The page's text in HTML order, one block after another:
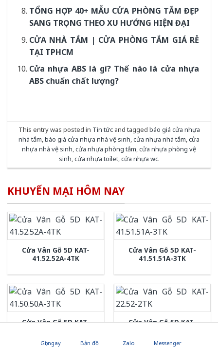
TỔNG HỢP 40+ MẪU CỬA PHÒNG TẮM ĐẸP
SANG TRỌNG THEO XU HƯỚNG HIỆN ĐẠI
CỬA NHÀ TẮM | CỬA PHÒNG TẮM GIÁ RẺ
TẠI TPHCM
Cửa nhựa ABS là gì? Thế nào là cửa nhựa
ABS chuẩn chất lượng?
This entry was posted in Tin tứcand tagged báo giá cửa nhựa
nhà tắm,báo giá cửa nhựa nhà vệ sinh,cửa nhựa nhà tắm,cửa
nhựa nhà vệ sinh,cửa nhựa phòng tắm,cửa nhựa phòng vệ
sinh,cửa nhựa toilet,cửa nhựa wc.
KHUYẾN MẠI HÔM NAY
Cửa Vân Gỗ 5D KAT-
41.52.52A-4TK
Cửa Vân Gỗ 5D KAT-
41.51.51A-3TK
Cửa Vân Gỗ 5D KAT-
Cửa Vân Gỗ 5D KAT-
Gọi ngay Bản đồ Zalo Messenger